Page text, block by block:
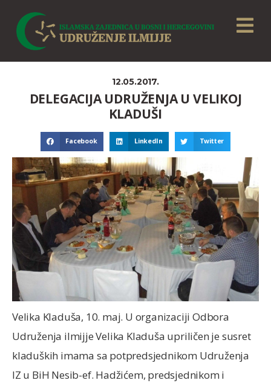
12.05.2017.
DELEGACIJA UDRUŽENJA U VELIKOJ
KLADUŠI
Facebook LinkedIn Twitter
Velika Kladuša, 10. maj. U organizaciji Odbora
Udruženja ilmijje Velika Kladuša upriličen je susret
kladuških imama sa potpredsjednikom Udruženja
IZ u BiH Nesib-ef. Hadžićem, predsjednikom i